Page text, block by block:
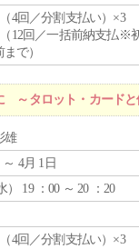
（4回／分割支払い）×3
（12回／一括前納支払※
で）
～タロット・カード
雄
～ 4月 1日
） 19 ：00 ～ 20 ：20
（4回／分割支払い）×3